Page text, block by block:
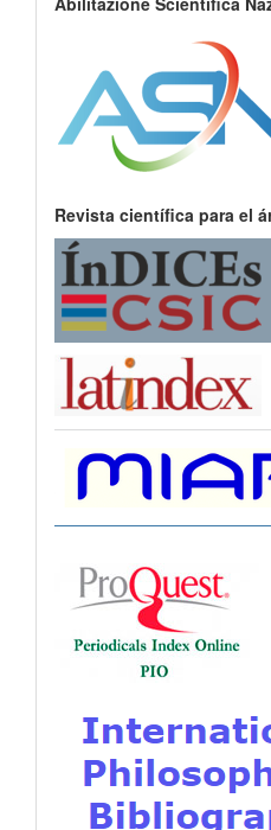
Revista científica para el